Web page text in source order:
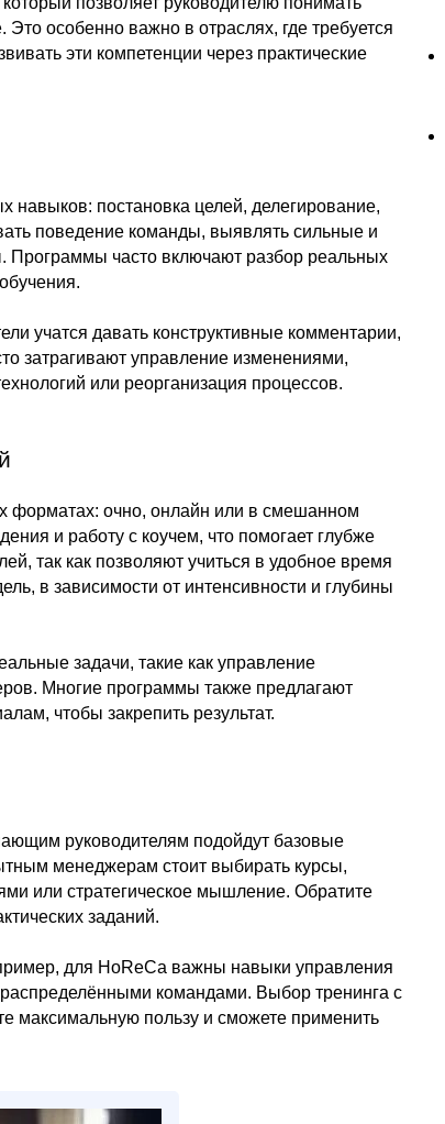
особенно важно в отраслях, где требуется
эти компетенции через практические
навыков: постановка целей, делегирование,
поведение команды, выявлять сильные и
Программы часто включают разбор реальных
учатся давать конструктивные комментарии,
затрагивают управление изменениями,
или реорганизация процессов.
форматах: очно, онлайн или в смешанном
и работу с коучем, что помогает глубже
так как позволяют учиться в удобное время
в зависимости от интенсивности и глубины
задачи, такие как управление
Многие программы также предлагают
чтобы закрепить результат.
руководителям подойдут базовые
менеджерам стоит выбирать курсы,
или стратегическое мышление. Обратите
заданий.
для HoReCa важны навыки управления
командами. Выбор тренинга с
максимальную пользу и сможете применить